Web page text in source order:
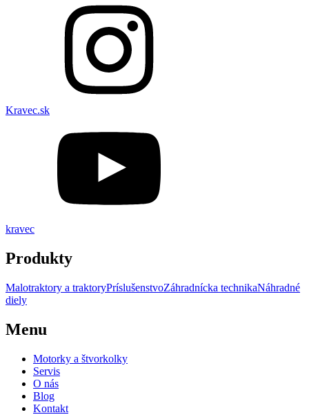
Kravec.sk
kravec
Produkty
Malotraktory a traktoryPríslušenstvoZáhradnícka technikaNáhradné
diely
Menu
Motorky a štvorkolky
Servis
O nás
Blog
Kontakt